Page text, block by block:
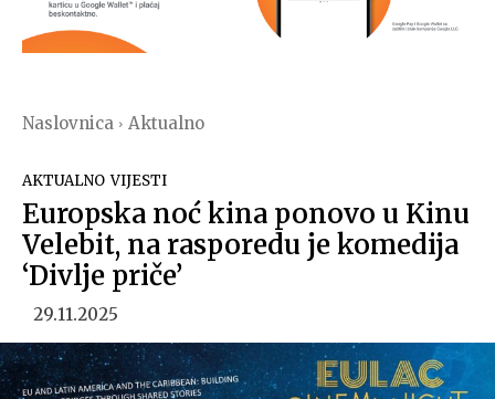
Naslovnica Aktualno
AKTUALNO VIJESTI
Europska noć kina ponovo u Kinu
Velebit, na rasporedu je komedija
‘Divlje priče’
29.11.2025